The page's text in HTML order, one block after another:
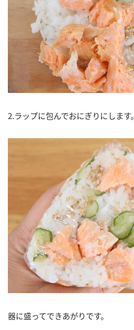
2.ラップに包んでおにぎりにします。
器に盛ってできあがりです。